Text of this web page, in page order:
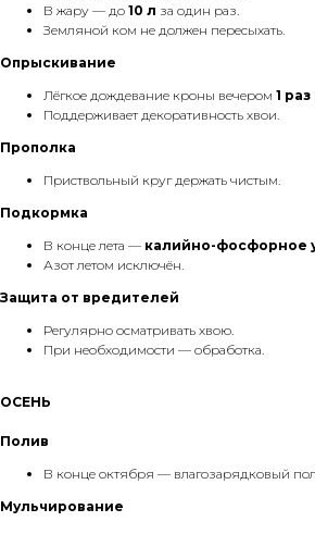
В жару — до 10 л за один раз.
Земляной ком не должен пересыхать.
Опрыскивание
Лёгкое дождевание кроны вечером 1
Поддерживает декоративность хвои.
Прополка
Приствольный круг держать чистым.
Подкормка
В конце лета — калийно-фосфорное
Азот летом исключён.
Защита от вредителей
Регулярно осматривать хвою.
При необходимости — обработка.
ОСЕНЬ
Полив
В конце октября — влагозарядковый
Мульчирование